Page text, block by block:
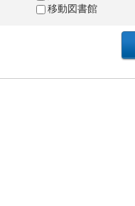
移動図書館